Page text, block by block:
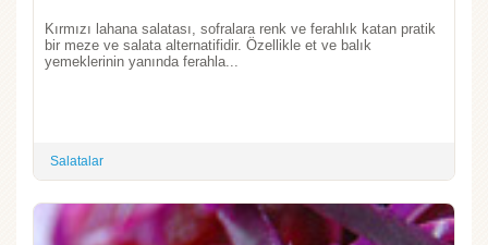
Kırmızı lahana salatası, sofralara renk ve ferahlık katan pratik
bir meze ve salata alternatifidir. Özellikle et ve balık
yemeklerinin yanında ferahla...
Salatalar